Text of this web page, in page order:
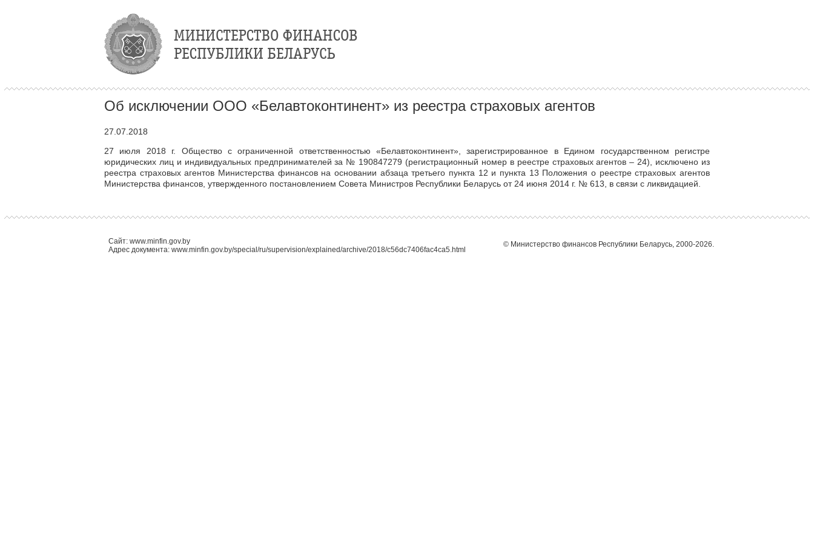
Об исключении ООО «Белавтоконтинент» из реестра страховых агентов
27.07.2018
27 июля 2018 г. Общество с ограниченной ответственностью «Белавтоконтинент», зарегистрированное в Едином государственном регистре
юридических лиц и индивидуальных предпринимателей за № 190847279 (регистрационный номер в реестре страховых агентов – 24), исключено из
реестра страховых агентов Министерства финансов на основании абзаца третьего пункта 12 и пункта 13 Положения о реестре страховых агентов
Министерства финансов, утвержденного постановлением Совета Министров Республики Беларусь от 24 июня 2014 г. № 613, в связи с ликвидацией.
© Министерство финансов Республики Беларусь, 2000-2026.
Сайт: www.minfin.gov.by
Адрес документа: www.minfin.gov.by/special/ru/supervision/explained/archive/2018/c56dc7406fac4ca5.html